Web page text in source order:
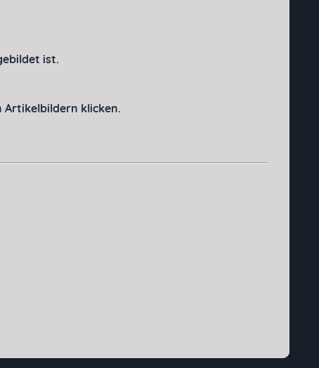
ist.
Artikelbildern klicken.